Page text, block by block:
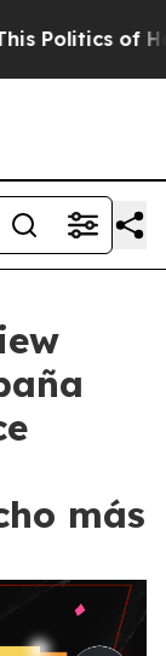
of
más